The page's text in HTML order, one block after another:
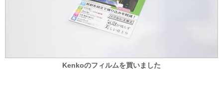
Kenkoのフィルムを買いました